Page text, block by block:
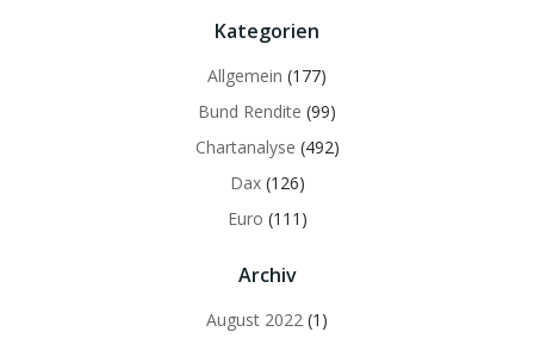
Kategorien
Allgemein (177)
Bund Rendite (99)
Chartanalyse (492)
Dax(126)
Euro (111)
Archiv
August 2022 (1)